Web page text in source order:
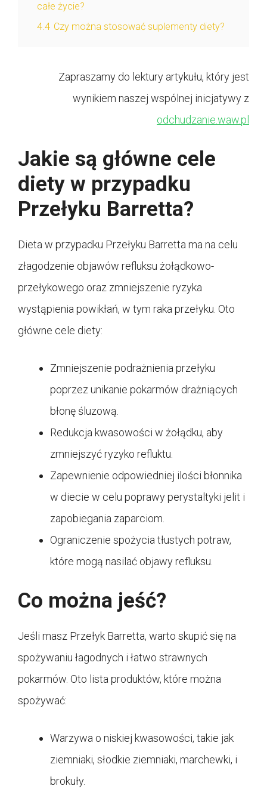
całe życie?
4.4 Czy można stosować suplementy diety?
Zapraszamy do lektury artykułu, który jest
wynikiem naszej wspólnej inicjatywy z
odchudzanie.waw.pl
Jakie są główne cele
diety w przypadku
Przełyku Barretta?
Dieta w przypadku Przełyku Barretta ma na celu
złagodzenie objawów refluksu żołądkowo-
przełykowego oraz zmniejszenie ryzyka
wystąpienia powikłań, w tym raka przełyku. Oto
główne cele diety:
Zmniejszenie podrażnienia przełyku
poprzez unikanie pokarmów drażniących
błonę śluzową.
Redukcja kwasowości w żołądku, aby
zmniejszyć ryzyko refluktu.
Zapewnienie odpowiedniej ilości błonnika
w diecie w celu poprawy perystaltyki jelit i
zapobiegania zaparciom.
Ograniczenie spożycia tłustych potraw,
które mogą nasilać objawy refluksu.
Co można jeść?
Jeśli masz Przełyk Barretta, warto skupić się na
spożywaniu łagodnych i łatwo strawnych
pokarmów. Oto lista produktów, które można
spożywać:
Warzywa o niskiej kwasowości, takie jak
ziemniaki, słodkie ziemniaki, marchewki, i
brokuły.